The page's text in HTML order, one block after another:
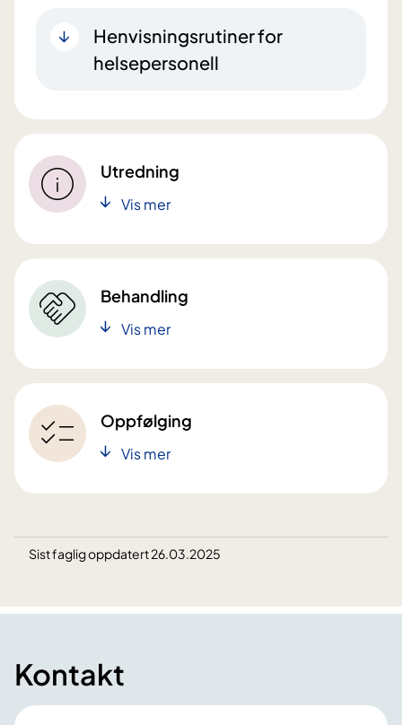
Henvisningsrutiner for
helsepersonell
Utredning
Vis mer
Behandling
Vis mer
Oppfølging
Vis mer
Sist faglig oppdatert 26.03.2025
Kontakt